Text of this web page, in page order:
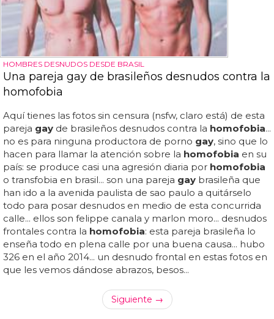
HOMBRES DESNUDOS DESDE BRASIL
Una pareja gay de brasileños desnudos contra la
homofobia
Aquí tienes las fotos sin censura (nsfw, claro está) de esta
pareja gay de brasileños desnudos contra la homofobia...
no es para ninguna productora de porno gay, sino que lo
hacen para llamar la atención sobre la homofobia en su
país: se produce casi una agresión diaria por homofobia
o transfobia en brasil... son una pareja gay brasileña que
han ido a la avenida paulista de sao paulo a quitárselo
todo para posar desnudos en medio de esta concurrida
calle... ellos son felippe canala y marlon moro... desnudos
frontales contra la homofobia: esta pareja brasileña lo
enseña todo en plena calle por una buena causa... hubo
326 en el año 2014... un desnudo frontal en estas fotos en
que les vemos dándose abrazos, besos...
Siguiente →